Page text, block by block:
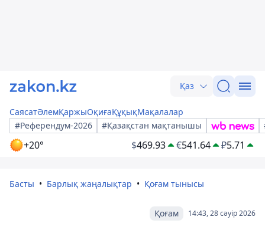
Қаз
СаясатӘлемҚаржыОқиғаҚұқықМақалалар
#Референдум-2026
#Қазақстан мақтанышы
+20° $469.93 €541.64 ₽5.71
Басты Барлық жаңалықтар Қоғам тынысы
14:43, 28 сәуір 2026
Қоғам